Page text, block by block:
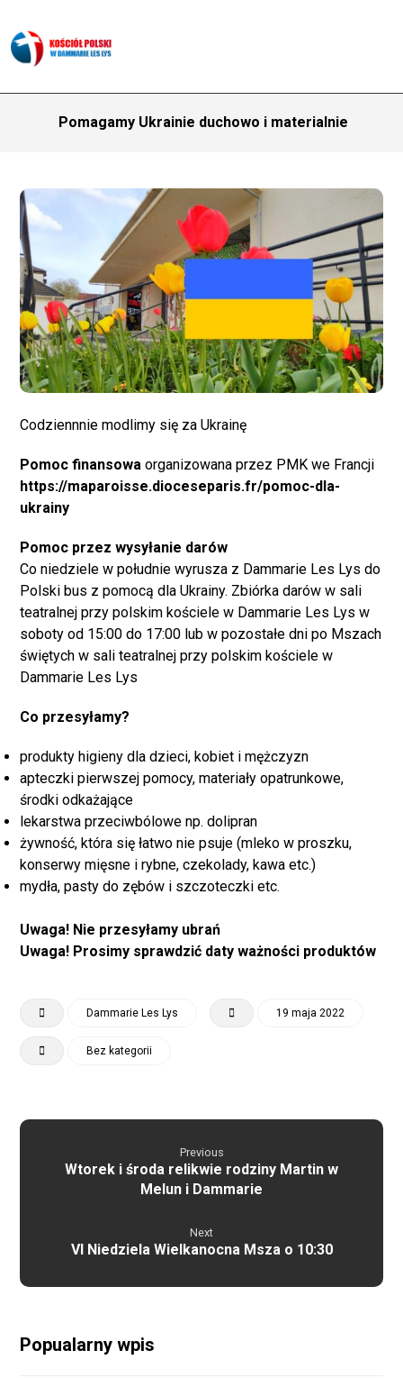
Pomagamy Ukrainie duchowo i materialnie
Codziennnie modlimy się za Ukrainę
Pomoc finansowa organizowana przez PMK we Francji
https://maparoisse.dioceseparis.fr/pomoc-dla-
ukrainy
Pomoc przez wysyłanie darów
Co niedziele w południe wyrusza z Dammarie Les Lys do
Polski bus z pomocą dla Ukrainy. Zbiórka darów w sali
teatralnej przy polskim kościele w Dammarie Les Lys w
soboty od 15:00 do 17:00 lub w pozostałe dni po Mszach
świętych w sali teatralnej przy polskim kościele w
Dammarie Les Lys
Co przesyłamy?
produkty higieny dla dzieci, kobiet i mężczyzn
apteczki pierwszej pomocy, materiały opatrunkowe,
środki odkażające
lekarstwa przeciwbólowe np. dolipran
żywność, która się łatwo nie psuje (mleko w proszku,
konserwy mięsne i rybne, czekolady, kawa etc.)
mydła, pasty do zębów i szczoteczki etc.
Uwaga! Nie przesyłamy ubrań
Uwaga! Prosimy sprawdzić daty ważności produktów
Dammarie Les Lys 19 maja 2022
Bez kategorii
Previous
Wtorek i środa relikwie rodziny Martin w
Melun i Dammarie
Next
VI Niedziela Wielkanocna Msza o 10:30
Popualarny wpis